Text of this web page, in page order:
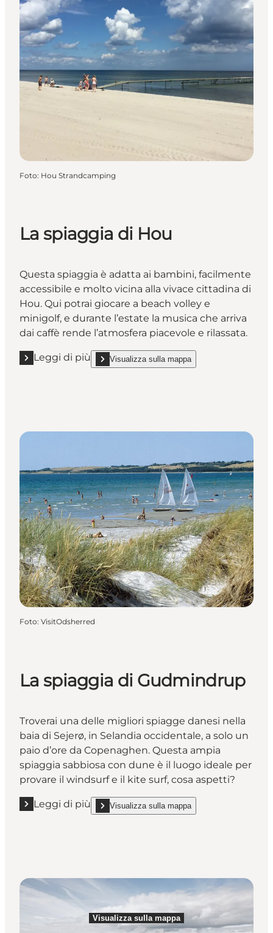
Foto: Hou Strandcamping
La spiaggia di Hou
Questa spiaggia è adatta ai bambini, facilmente
accessibile e molto vicina alla vivace cittadina di
Hou. Qui potrai giocare a beach volley e
minigolf, e durante l’estate la musica che arriva
dai caffè rende l’atmosfera piacevole e rilassata.
Leggi di più
Leggi di più "La spiaggia di Hou"
Visualizza sulla mappa
show La spiaggia di Hou on_map
Foto: VisitOdsherred
La spiaggia di Gudmindrup
Troverai una delle migliori spiagge danesi nella
baia di Sejerø, in Selandia occidentale, a solo un
paio d’ore da Copenaghen. Questa ampia
spiaggia sabbiosa con dune è il luogo ideale per
provare il windsurf e il kite surf, cosa aspetti?
Leggi di più
Leggi di più "La spiaggia di Gudmindrup"
Visualizza sulla mappa
show La spiaggia di Gudmindrup on_map
Visualizza sulla mappa